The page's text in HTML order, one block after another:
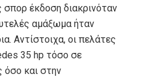
έκδοση διακρινόταν
αμάξωμα ήταν
Αντίστοιχα, οι πελάτες
35 hp τόσο σε
όσο και στην